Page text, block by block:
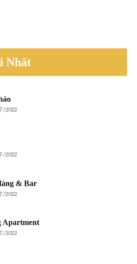
Nhất
2022
2022
& Bar
2022
Apartment
2022